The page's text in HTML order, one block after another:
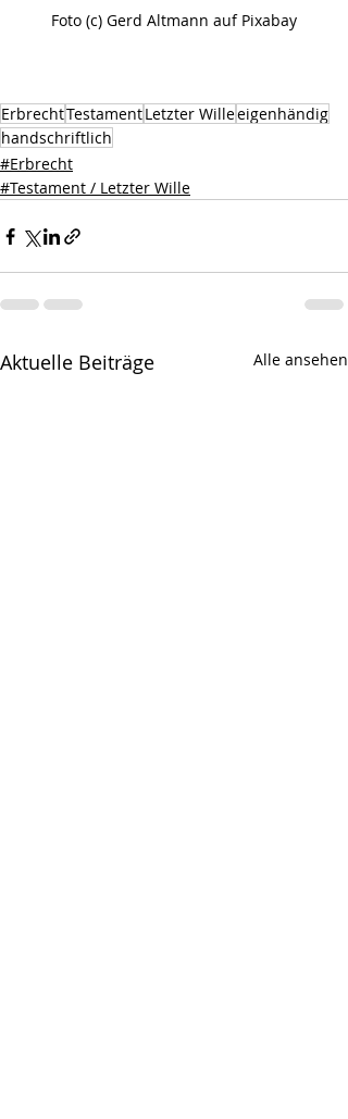
Foto (c) Gerd Altmann auf Pixabay
ErbrechtTestamentLetzter Willeeigenhändig
handschriftlich
#Erbrecht
#Testament / Letzter Wille
Aktuelle Beiträge Alle ansehen